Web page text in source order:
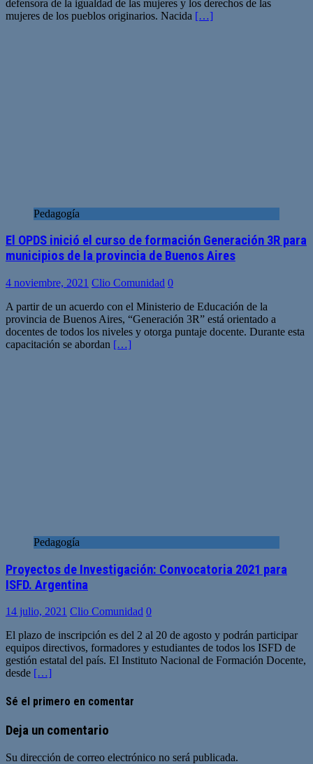
defensora de la igualdad de las mujeres y los derechos de las
mujeres de los pueblos originarios. Nacida […]
Pedagogía
El OPDS inició el curso de formación Generación 3R para
municipios de la provincia de Buenos Aires
4 noviembre, 2021 Clio Comunidad 0
A partir de un acuerdo con el Ministerio de Educación de la
provincia de Buenos Aires, “Generación 3R” está orientado a
docentes de todos los niveles y otorga puntaje docente. Durante esta
capacitación se abordan […]
Pedagogía
Proyectos de Investigación: Convocatoria 2021 para
ISFD. Argentina
14 julio, 2021 Clio Comunidad 0
El plazo de inscripción es del 2 al 20 de agosto y podrán participar
equipos directivos, formadores y estudiantes de todos los ISFD de
gestión estatal del país. El Instituto Nacional de Formación Docente,
desde […]
Sé el primero en comentar
Deja un comentario
Su dirección de correo electrónico no será publicada.